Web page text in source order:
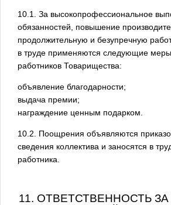
10.1. За высокопрофессиональное
обязанностей, повышение
продолжительную и безупречную
в труде применяются следующие
работников Товарищества:
объявление благодарности;
выдача премии;
награждение ценным подарком.
10.2. Поощрения объявляются
сведения коллектива и заносятся в
работника.
11. ОТВЕТСТВЕННОСТЬ